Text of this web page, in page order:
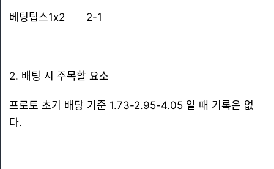
베팅팁스1x2 2-1
2. 배팅 시 주목할 요소
프로토 초기 배당 기준 1.73-2.95-4.05 일 때 기록은 없
다.